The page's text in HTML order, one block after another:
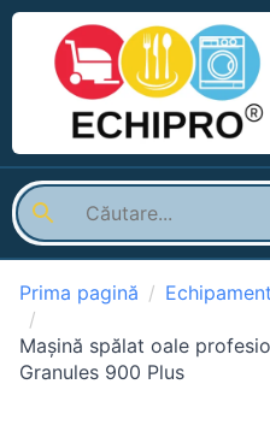
Prima pagină
Mașină spălat oale
Granules 900 Plus